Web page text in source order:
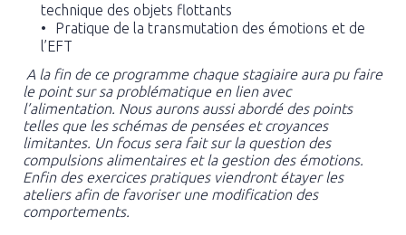
technique des objets flottants
Pratique de la transmutation des émotions et de
l’EFT
A la fin de ce programme chaque stagiaire aura pu faire
le point sur sa problématique en lien avec
l’alimentation. Nous aurons aussi abordé des points
telles que les schémas de pensées et croyances
limitantes. Un focus sera fait sur la question des
compulsions alimentaires et la gestion des émotions.
Enfin des exercices pratiques viendront étayer les
ateliers afin de favoriser une modification des
comportements.